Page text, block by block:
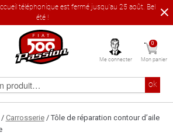
téléphonique est fermé jusqu'au 25 août. Bel
été !
ok
Me connecter
0
Mon panier
Carrosserie/ Tôle de réparation contour d’aile